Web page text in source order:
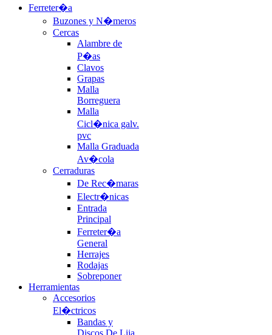
Ferreter�a
Buzones y N�meros
Cercas
Alambre de
P�as
Clavos
Grapas
Malla
Borreguera
Malla
Cicl�nica galv.
pvc
Malla Graduada
Av�cola
Cerraduras
De Rec�maras
Electr�nicas
Entrada
Principal
Ferreter�a
General
Herrajes
Rodajas
Sobreponer
Herramientas
Accesorios
El�ctricos
Bandas y
Discos De Lija